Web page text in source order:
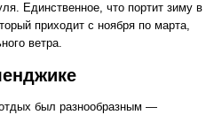
Единственное, что портит зиму в
приходит с ноября по марта,
ветра.
был разнообразным —